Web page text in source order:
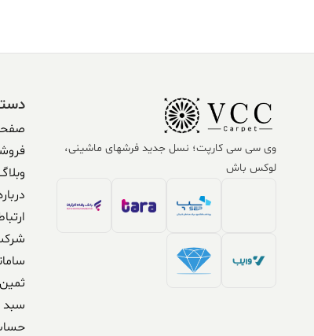
وی سی سی کارپت؛ نسل جدید فرشهای ماشینی،
لوکس باش
سبد